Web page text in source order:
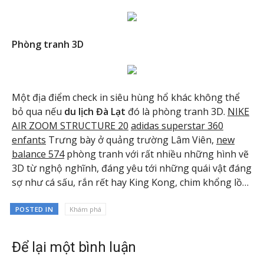
Phòng tranh 3D
Một địa điểm check in siêu hùng hổ khác không thể
bỏ qua nếu du lịch Đà Lạt đó là phòng tranh 3D. NIKE
AIR ZOOM STRUCTURE 20 adidas superstar 360
enfants Trưng bày ở quảng trường Lâm Viên, new
balance 574phòng tranh với rất nhiều những hình vẽ
3D từ nghộ nghĩnh, đáng yêu tới những quái vật đáng
sợ như cá sấu, rắn rết hay King Kong, chim khổng lồ…
POSTED IN Khám phá
Để lại một bình luận